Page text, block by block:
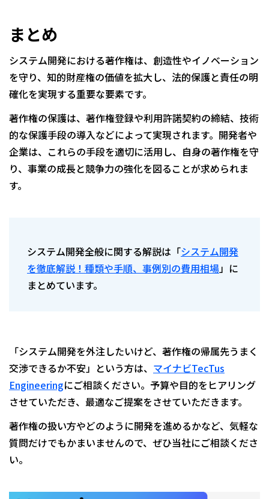
まとめ
システム開発における著作権は、創造性やイノベーション
を守り、知的財産権の価値を拡大し、法的保護と責任の明
確化を実現する重要な要素です。
著作権の保護は、著作権登録や利用許諾契約の締結、技術
的な保護手段の導入などによって実現されます。開発者や
企業は、これらの手段を適切に活用し、自身の著作権を守
り、事業の成長と競争力の強化を図ることが求められま
す。
システム開発全般に関する解説は「システム開発
を徹底解説！種類や手順、事例別の費用相場」に
まとめています。
「システム開発を外注したいけど、著作権の帰属先うまく
交渉できるか不安」という方は、 マイナビTecTus
Engineeringにご相談ください。予算や目的をヒアリング
させていただき、最適なご提案をさせていただきます。
著作権の扱い方やどのように開発を進めるかなど、気軽な
質問だけでもかまいませんので、ぜひ当社にご相談くださ
い。